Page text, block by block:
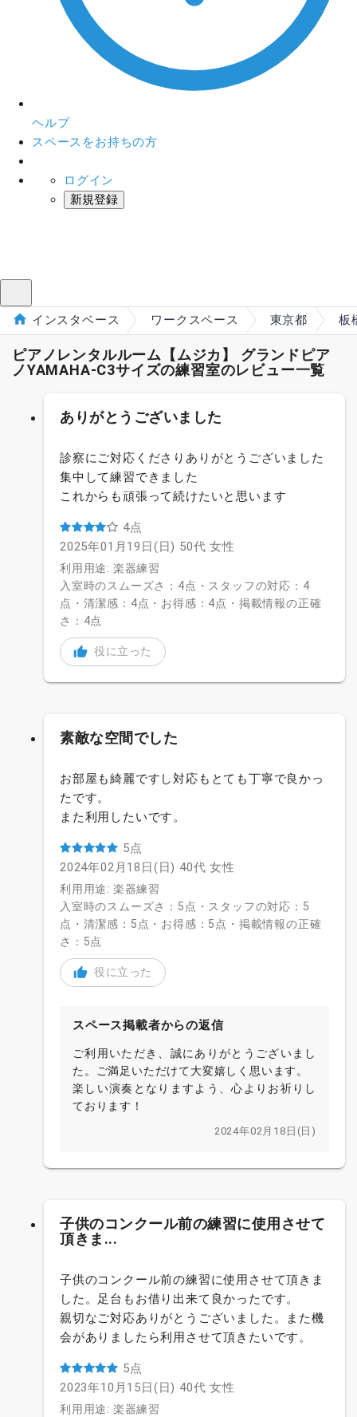
ヘルプ
スペースをお持ちの方
ログイン
新規登録
インスタベース ワークスペース 東京都 板
ピアノレンタルルーム【ムジカ】 グランドピア
ノYAMAHA-C3サイズの練習室のレビュー一覧
ありがとうございました
診察にご対応くださりありがとうございました
集中して練習できました
これからも頑張って続けたいと思います
4点
2025年01月19日(日) 50代 女性
利用用途: 楽器練習
入室時のスムーズさ：4点・スタッフの対応：4
点・清潔感：4点・お得感：4点・掲載情報の正確
さ：4点
役に立った
素敵な空間でした
お部屋も綺麗ですし対応もとても丁寧で良かっ
たです。
また利用したいです。
5点
2024年02月18日(日) 40代 女性
利用用途: 楽器練習
入室時のスムーズさ：5点・スタッフの対応：5
点・清潔感：5点・お得感：5点・掲載情報の正確
さ：5点
役に立った
スペース掲載者からの返信
ご利用いただき、誠にありがとうございまし
た。ご満足いただけて大変嬉しく思います。
楽しい演奏となりますよう、心よりお祈りし
ております！
2024年02月18日(日)
子供のコンクール前の練習に使用させて
頂きま...
子供のコンクール前の練習に使用させて頂きま
した。足台もお借り出来て良かったです。
親切なご対応ありがとうございました。また機
会がありましたら利用させて頂きたいです。
5点
2023年10月15日(日) 40代 女性
利用用途: 楽器練習